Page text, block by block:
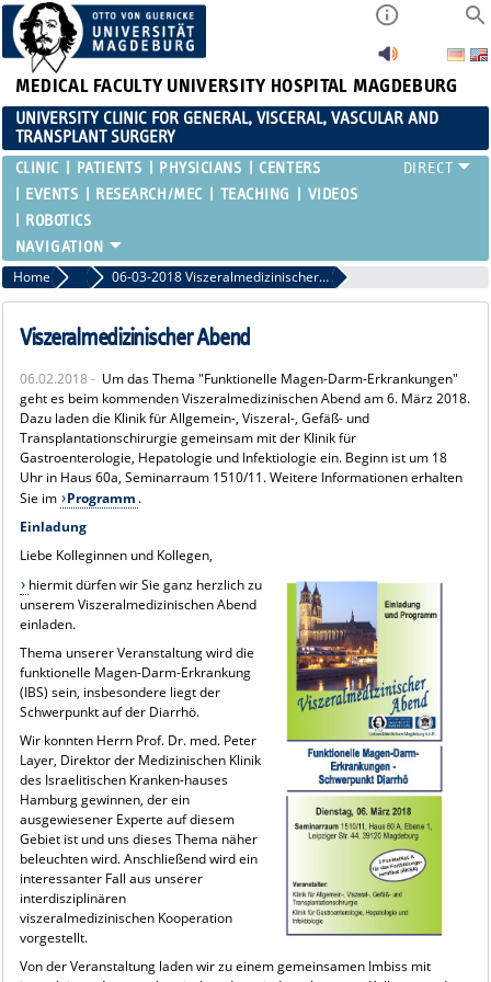
MEDICAL FACULTY UNIVERSITY HOSPITAL MAGDEBURG
UNIVERSITY CLINIC FOR GENERAL, VISCERAL, VASCULAR AND
TRANSPLANT SURGERY
CLINIC PATIENTS PHYSICIANS
CENTERS
EVENTS
RESEARCH/MEC TEACHING
VIDEOS
ROBOTICS
Home Past events 06-03-2018 Viszeralmedizinischer Abend
Viszeralmedizinischer Abend
06.02.2018 - Um das Thema "Funktionelle Magen-Darm-Erkrankungen"
geht es beim kommenden Viszeralmedizinischen Abend am 6. März 2018.
Dazu laden die Klinik für Allgemein-, Viszeral-, Gefäß- und
Transplantationschirurgie gemeinsam mit der Klinik für
Gastroenterologie, Hepatologie und Infektiologie ein. Beginn ist um 18
Uhr in Haus 60a, Seminarraum 1510/11. Weitere Informationen erhalten
Sie im Programm .
Einladung
Liebe Kolleginnen und Kollegen,
hiermit dürfen wir Sie ganz herzlich zu
unserem Viszeralmedizinischen Abend
einladen.
Thema unserer Veranstaltung wird die
funktionelle Magen-Darm-Erkrankung
(IBS) sein, insbesondere liegt der
Schwerpunkt auf der Diarrhö.
Wir konnten Herrn Prof. Dr. med. Peter
Layer, Direktor der Medizinischen Klinik
des Israelitischen Kranken-hauses
Hamburg gewinnen, der ein
ausgewiesener Experte auf diesem
Gebiet ist und uns dieses Thema näher
beleuchten wird. Anschließend wird ein
interessanter Fall aus unserer
interdisziplinären
viszeralmedizinischen Kooperation
vorgestellt.
Von der Veranstaltung laden wir zu einem gemeinsamen Imbiss mit